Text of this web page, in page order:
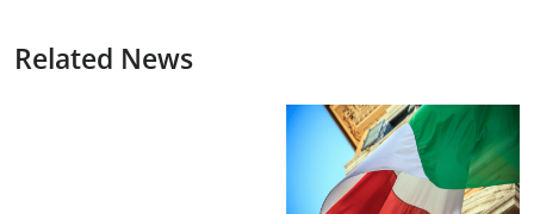
Related News